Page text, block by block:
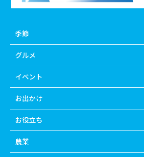
季節
グルメ
イベント
お出かけ
お役立ち
農業